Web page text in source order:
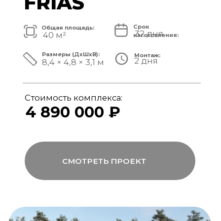
модульный банный комплекс
5 820 000 ₽
СМОТРЕТЬ ПРОЕКТ